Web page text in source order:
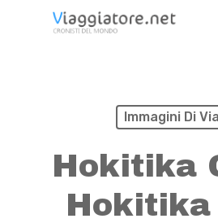
Immagini Di
Hokitika
Hokitika